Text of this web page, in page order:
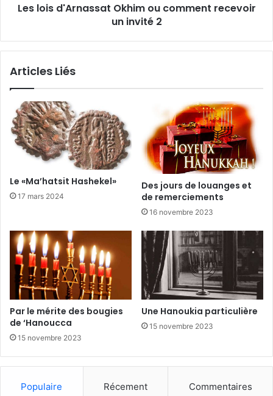
Les lois d'Arnassat Okhim ou comment recevoir
un invité 2
Articles Liés
Le «Ma’hatsit Hashekel»
17 mars 2024
Des jours de louanges et
de remerciements
16 novembre 2023
Par le mérite des bougies
de ‘Hanoucca
15 novembre 2023
Une Hanoukia particulière
15 novembre 2023
Populaire Récement Commentaires